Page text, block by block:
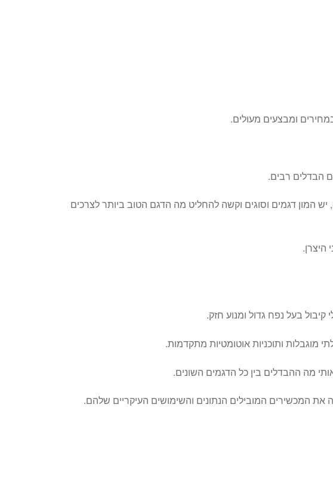
הבדלים רבים.
דגמים וסוגים וקשה להחליט מה הדגם הטוב ביותר לצרכים
היצרן.
בעל נפח גדול ומנוע חזק.
מה ההבדלים בין כל הדגמים השונים.
המכשירים המובילים הנתונים והשימושים העיקריים שלהם.